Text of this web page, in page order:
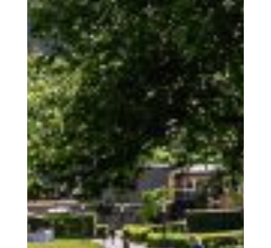
Der Mensch
COOPERATIONS S.Coop
Der Ort
Die Region Wiltz | Aktivitäten
Das Miteinander
Unsere soziale Verantwortung
Unterkünfte
Ausstattung | Informationen | Service
Buchen
Buchen Sie Ihre Unterkunft bei uns
Service